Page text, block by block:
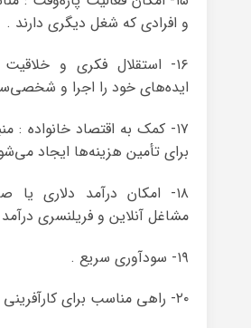
و افرادی که شغل دیگری دارند .
۱۶- استقلال فکری و
ایده‌های خود را اجرا و
۱۷- کمک به اقتصاد خانواده :
برای تأمین هزینه‌ها ایجاد
۱۸- امکان درآمد دلاری یا
مشاغل آنلاین و فریلنسری
۱۹- سودآوری سریع .
۲۰- راهی مناسب برای کارآفرینی .